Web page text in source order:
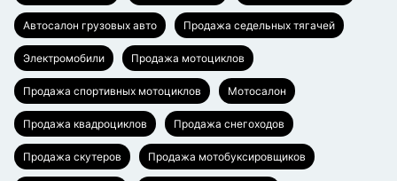
Автосалон грузовых авто Продажа седельных тягачей
Электромобили Продажа мотоциклов
Продажа спортивных мотоциклов Мотосалон
Продажа квадроциклов Продажа снегоходов
Продажа скутеров Продажа мотобуксировщиков